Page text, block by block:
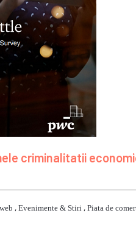
criminalitatii
, Evenimente & Stiri , Piata de